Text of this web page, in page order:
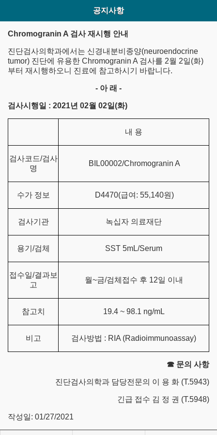
공지사항
Chromogranin A 검사 재시행 안내
진단검사의학과에서는 신경내분비종양(neuroendocrine
tumor) 진단에 유용한 Chromogranin A 검사를 2월 2일(화)
부터 재시행하오니 진료에 참고하시기 바랍니다.
- 아 래 -
검사시행일 : 2021년 02월 02일(화)
내 용
검사코드/검사
명
BIL00002/Chromogranin A
수가 정보 D4470(급여: 55,140원)
검사기관 녹십자 의료재단
용기/검체 SST 5mL/Serum
접수일/결과보
고
월~금/검체접수 후 12일 이내
참고치 19.4 ~ 98.1 ng/mL
비고 검사방법 : RIA (Radioimmunoassay)
☎ 문의 사항
진단검사의학과 담당전문의 이 용 화 (T.5943)
긴급 접수 김 정 권 (T.5948)
작성일: 01/27/2021